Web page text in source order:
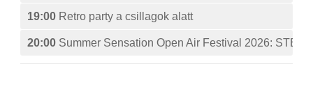
19:00 Retro party a csillagok alatt
20:00 Summer Sensation Open Air Festival 2026: